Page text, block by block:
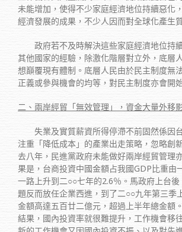
未能增加，使得不少家庭經濟地位持續惡化
經濟發展的成果，不少人因而對全球化產生
政府若不及時解決這些家庭經濟地位持
其他國家的經驗，除激化階層對立外，底層
想巔覆現有體制。底層人民由於民主制度無
正義或參與機會的均等，對民主制度亦會開
二、兩岸經貿「無效管理」，資金大量外移
失業及實質薪資所得停滯不前固然係因
注重「降低成本」的產業出走策略，忽略創
去八年，民進黨政府未能做好兩岸經貿管理
果是，台商投資中國金額占我國GDP比重由
一路上升到二○○七年的2.6％。馬政府上台
題反而放任企業西進，到了二○○九年第三季
金額高達五百廿二億元，超過上半年總金額
結果，國內投資率就很難提升，工作機會移